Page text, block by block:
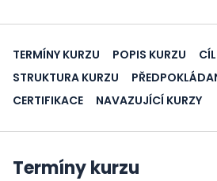
TERMÍNY KURZU POPIS KURZU
STRUKTURA KURZU
CERTIFIKACE
NAVAZUJÍCÍ KURZY
Termíny kurzu